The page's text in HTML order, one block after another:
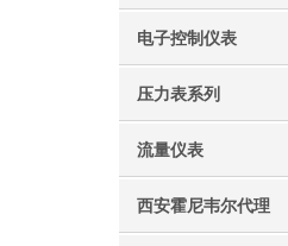
电子控制仪表
压力表系列
流量仪表
西安霍尼韦尔代理